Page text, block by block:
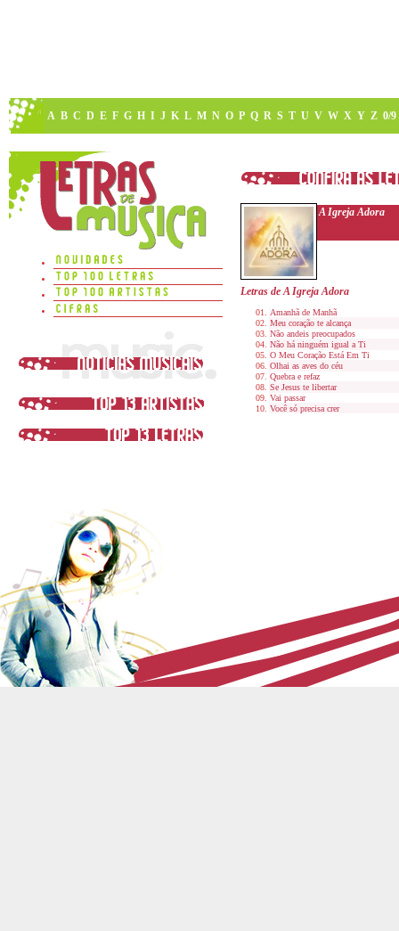
A B C D E F G H I J K L M N O P Q R S T U V W X Y Z 0/9
A Igreja Adora
Letras de A Igreja Adora
Amanhã de Manhã
Meu coração te alcança
Não andeis preocupados
Não há ninguém igual a Ti
O Meu Coração Está Em Ti
Olhai as aves do céu
Quebra e refaz
Se Jesus te libertar
Vai passar
Você só precisa crer